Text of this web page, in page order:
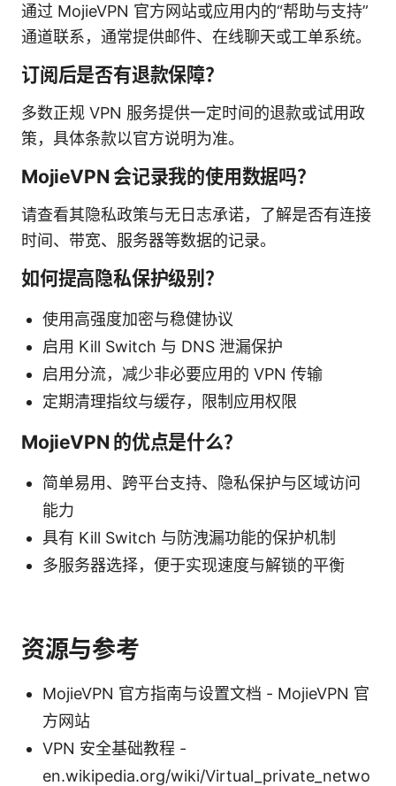
通过 MojieVPN 官方网站或应用内的“帮助与支持”
通道联系，通常提供邮件、在线聊天或工单系统。
订阅后是否有退款保障？
多数正规 VPN 服务提供一定时间的退款或试用政
策，具体条款以官方说明为准。
MojieVPN 会记录我的使用数据吗？
请查看其隐私政策与无日志承诺，了解是否有连接
时间、带宽、服务器等数据的记录。
如何提高隐私保护级别？
使用高强度加密与稳健协议
启用 Kill Switch 与 DNS 泄漏保护
启用分流，减少非必要应用的 VPN 传输
定期清理指纹与缓存，限制应用权限
MojieVPN 的优点是什么？
简单易用、跨平台支持、隐私保护与区域访问
能力
具有 Kill Switch 与防洩漏功能的保护机制
多服务器选择，便于实现速度与解锁的平衡
资源与参考
MojieVPN 官方指南与设置文档 - MojieVPN 官
方网站
VPN 安全基础教程 -
en.wikipedia.org/wiki/Virtual_private_netwo